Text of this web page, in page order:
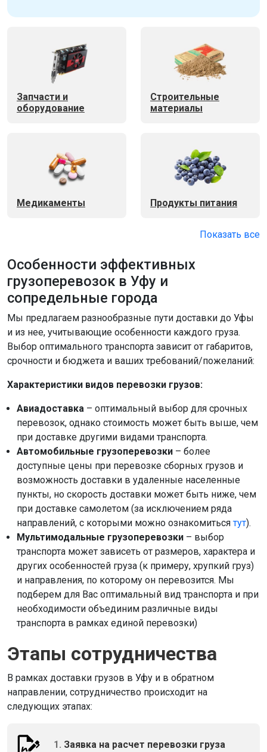
Запчасти и
оборудование
Строительные
материалы
Медикаменты Продукты питания
Показать все
Особенности эффективных
грузоперевозок в Уфу и
сопредельные города
Мы предлагаем разнообразные пути доставки до Уфы
и из нее, учитывающие особенности каждого груза.
Выбор оптимального транспорта зависит от габаритов,
срочности и бюджета и ваших требований/пожеланий:
Характеристики видов перевозки грузов:
Авиадоставка – оптимальный выбор для срочных
перевозок, однако стоимость может быть выше, чем
при доставке другими видами транспорта.
Автомобильные грузоперевозки – более
доступные цены при перевозке сборных грузов и
возможность доставки в удаленные населенные
пункты, но скорость доставки может быть ниже, чем
при доставке самолетом (за исключением ряда
направлений, с которыми можно ознакомиться тут).
Мультимодальные грузоперевозки – выбор
транспорта может зависеть от размеров, характера и
других особенностей груза (к примеру, хрупкий груз)
и направления, по которому он перевозится. Мы
подберем для Вас оптимальный вид транспорта и при
необходимости объединим различные виды
транспорта в рамках единой перевозки)
Этапы сотрудничества
В рамках доставки грузов в Уфу и в обратном
направлении, сотрудничество происходит на
следующих этапах:
1. Заявка на расчет перевозки груза